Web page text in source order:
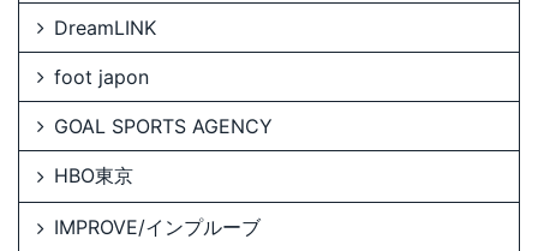
DreamLINK
foot japon
GOAL SPORTS AGENCY
HBO東京
IMPROVE/インプルーブ